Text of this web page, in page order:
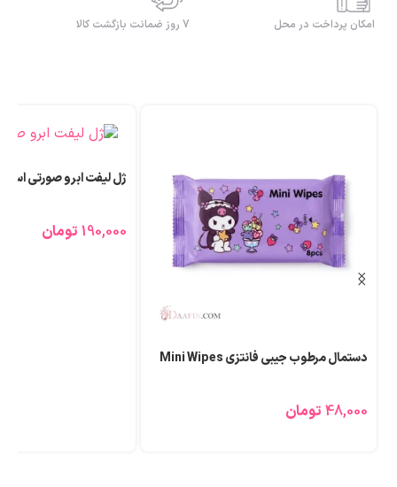
امکان پرداخت در محل 7 روز ضمانت بازگشت کالا
ژل لیفت ابرو صورتی اسنس
190,000تومان